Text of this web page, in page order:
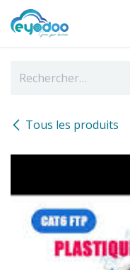
Se rendre au contenu
Tous les produits